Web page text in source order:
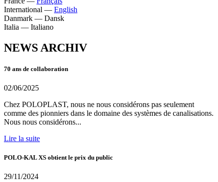
International — English
Danmark — Dansk
Italia — Italiano
NEWS ARCHIV
70 ans de collaboration
02/06/2025
Chez POLOPLAST, nous ne nous considérons pas seulement
comme des pionniers dans le domaine des systèmes de canalisations.
Nous nous considérons...
Lire la suite
POLO-KAL XS obtient le prix du public
29/11/2024